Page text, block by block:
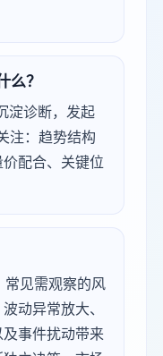
？
淀诊断，发起
注：趋势结构
配合、关键位
见需观察的风
动异常放大、
事件扰动带来